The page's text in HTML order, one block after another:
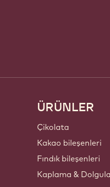
ÜRÜNLER
Çikolata
Kakao bileşenleri
Fındık bileşenleri
Kaplama &